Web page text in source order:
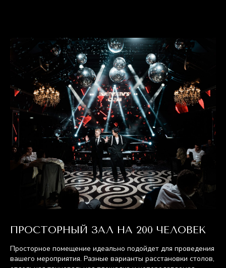
ПРОСТОРНЫЙ ЗАЛ НА 200 ЧЕЛОВЕК
Просторное помещение идеально подойдет для проведения
вашего мероприятия. Разные варианты расстановки столов,